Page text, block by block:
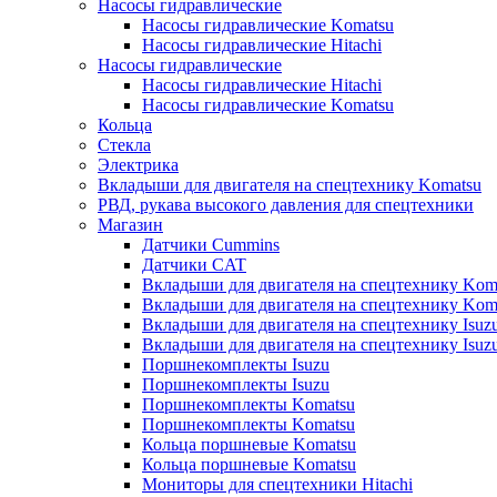
Насосы гидравлические
Насосы гидравлические Komatsu
Насосы гидравлические Hitachi
Насосы гидравлические
Насосы гидравлические Hitachi
Насосы гидравлические Komatsu
Кольца
Стекла
Электрика
Вкладыши для двигателя на спецтехнику Komatsu
РВД, рукава высокого давления для спецтехники
Магазин
Датчики Cummins
Датчики CAT
Вкладыши для двигателя на спецтехнику
Вкладыши для двигателя на спецтехнику
Вкладыши для двигателя на спецтехнику
Вкладыши для двигателя на спецтехнику
Поршнекомплекты Isuzu
Поршнекомплекты Isuzu
Поршнекомплекты Komatsu
Поршнекомплекты Komatsu
Кольца поршневые Komatsu
Кольца поршневые Komatsu
Мониторы для спецтехники Hitachi